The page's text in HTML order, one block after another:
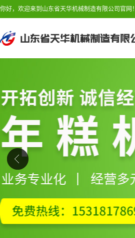
你好，欢迎来到山东省天华机械制造有限公司官网！